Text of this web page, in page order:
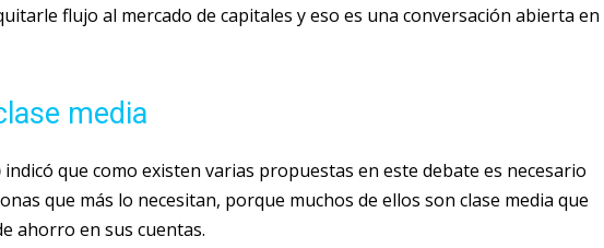
flujo al mercado de capitales y eso es una conversación abierta en
media
indicó que como existen varias propuestas en este debate es necesario
que más lo necesitan, porque muchos de ellos son clase media que
ahorro en sus cuentas.